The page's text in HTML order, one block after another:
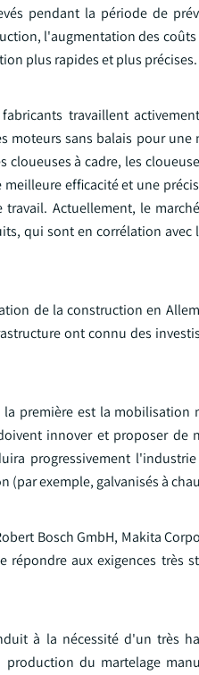
pendant la période de
l'augmentation des
plus rapides et plus précises.
travaillent
moteurs sans balais pour une
à cadre, les
efficacité et une
Actuellement, le
qui sont en corrélation avec
de la construction en
ont connu des
première est la mobilisation
innover et proposer de
progressivement l'industrie
(par exemple, galvanisés à
Bosch GmbH, Makita
aux exigences très
à la nécessité d'un très
du martelage